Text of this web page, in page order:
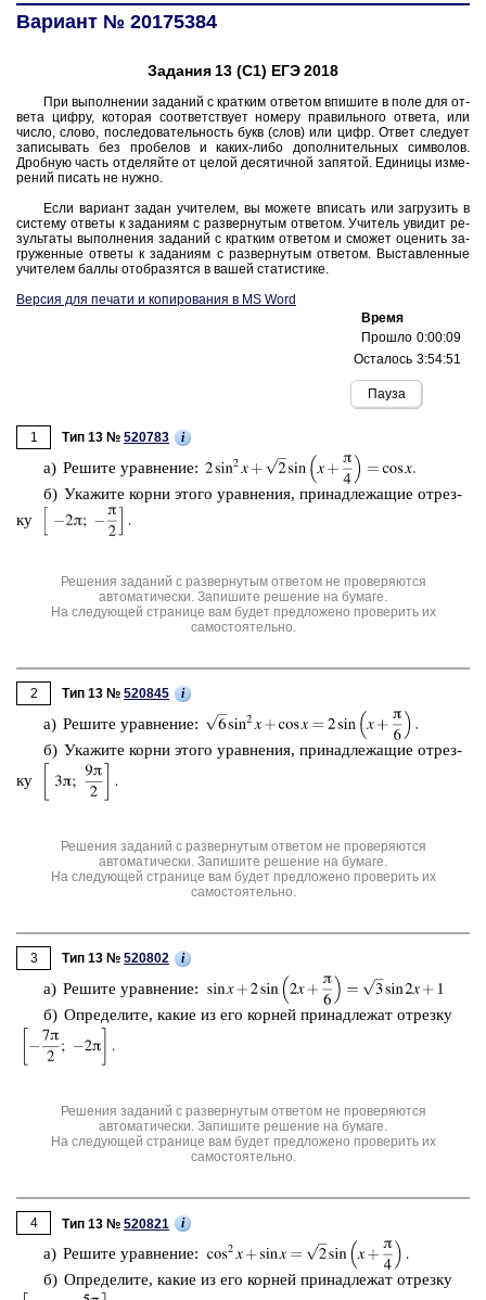
Вариант № 20175384
Задания 13 (С1) ЕГЭ 2018
При вы­пол­не­нии за­да­ний с крат­ким от­ве­том впи­ши­те в поле для от­
ве­та цифру, ко­то­рая со­от­вет­ству­ет но­ме­ру пра­виль­но­го от­ве­та, или
число, слово, по­сле­до­ва­тель­ность букв (слов) или цифр. Ответ сле­ду­ет
за­пи­сы­вать без про­бе­лов и каких-либо до­пол­ни­тель­ных сим­во­лов.
Дроб­ную часть от­де­ляй­те от целой де­ся­тич­ной за­пя­той. Еди­ни­цы из­ме­
ре­ний пи­сать не нужно.
Если ва­ри­ант задан учи­те­лем, вы мо­же­те впи­сать или за­гру­зить в
си­сте­му от­ве­ты к за­да­ни­ям с раз­вер­ну­тым от­ве­том. Учи­тель уви­дит ре­
зуль­та­ты вы­пол­не­ния за­да­ний с крат­ким от­ве­том и смо­жет оце­нить за­
гру­жен­ные от­ве­ты к за­да­ни­ям с раз­вер­ну­тым от­ве­том. Вы­став­лен­ные
учи­те­лем баллы отоб­ра­зят­ся в вашей ста­ти­сти­ке.
Версия для печати и копирования в MS Word
Время
Прошло 0:00:10
Осталось 3:54:50
1 Тип 13 № 520783 i
а) Ре­ши­те урав­не­ние:
б) Ука­жи­те корни этого урав­не­ния, при­над­ле­жа­щие от­рез­
ку
Решения заданий с развернутым ответом не проверяются
автоматически. Запишите решение на бумаге.
На следующей странице вам будет предложено проверить их
самостоятельно.
2 Тип 13 № 520845 i
а) Ре­ши­те урав­не­ние:
б) Ука­жи­те корни этого урав­не­ния, при­над­ле­жа­щие от­рез­
ку
Решения заданий с развернутым ответом не проверяются
автоматически. Запишите решение на бумаге.
На следующей странице вам будет предложено проверить их
самостоятельно.
3 Тип 13 № 520802 i
а) Ре­ши­те урав­не­ние:
б) Опре­де­ли­те, какие из его кор­ней при­над­ле­жат от­рез­ку
Решения заданий с развернутым ответом не проверяются
автоматически. Запишите решение на бумаге.
На следующей странице вам будет предложено проверить их
самостоятельно.
4 Тип 13 № 520821 i
а) Ре­ши­те урав­не­ние:
б) Опре­де­ли­те, какие из его кор­ней при­над­ле­жат от­рез­ку